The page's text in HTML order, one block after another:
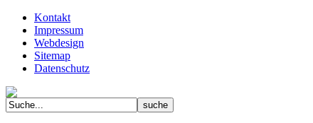
Kontakt
Impressum
Webdesign
Sitemap
Datenschutz